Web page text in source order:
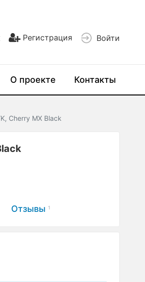
Регистрация Войти
О проекте Контакты
Cherry MX Black
Отзывы1